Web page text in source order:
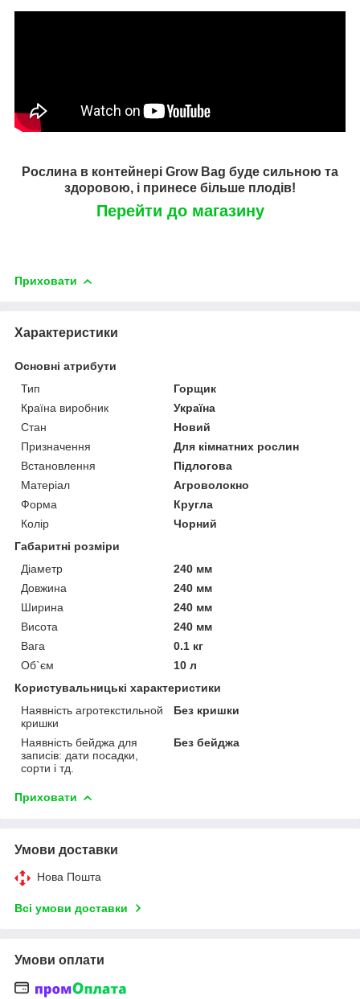
Рослина в контейнері Grow Bag буде сильною та
здоровою, і принесе більше плодів!
Перейти до магазину
Приховати
Характеристики
Основні атрибути
Тип
Горщик
Країна виробник
Україна
Стан
Новий
Призначення
Для кімнатних рослин
Встановлення
Підлогова
Матеріал
Агроволокно
Форма
Кругла
Колір
Чорний
Габаритні розміри
Діаметр
240 мм
Довжина
240 мм
Ширина
240 мм
Висота
240 мм
Вага
0.1 кг
Об`єм
10 л
Користувальницькі характеристики
Наявність агротекстильной
кришки
Без кришки
Наявність бейджа для
записів: дати посадки,
сорти і тд.
Без бейджа
Приховати
Умови доставки
Нова Пошта
Всі умови доставки
Умови оплати